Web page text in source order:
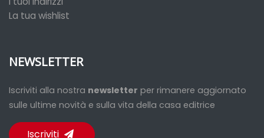
La tua wishlist
NEWSLETTER
Iscriviti alla nostra newsletter per rimanere aggiornato
sulle ultime novità e sulla vita della casa editrice
Iscriviti